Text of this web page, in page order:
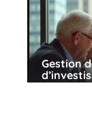
Gestion